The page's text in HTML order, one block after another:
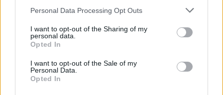
Please note that this website/app uses one or more Google
not limited to your visit or usage behaviour. You may click to
grant or deny consent to Google and its third-party tags to
use your data for below specified purposes in below Google
consent section.
Personal Data Processing Opt Outs
I want to opt-out of the Sharing of my
personal data.
Opted In
I want to opt-out of the Sale of my
Personal Data.
Opted In
Resultat herrar